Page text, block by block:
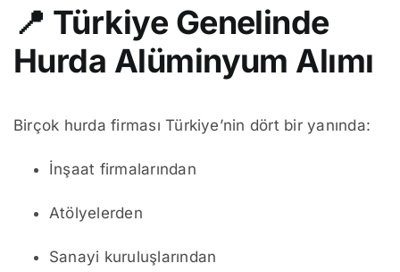
📍 Türkiye Genelinde
Hurda Alüminyum Alımı
Birçok hurda firması Türkiye’nin dört bir yanında:
İnşaat firmalarından
Atölyelerden
Sanayi kuruluşlarından